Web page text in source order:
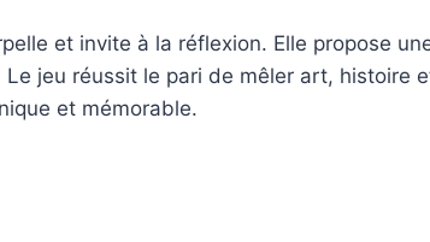
et invite à la réflexion. Elle propose
jeu réussit le pari de mêler art, histoire
et mémorable.